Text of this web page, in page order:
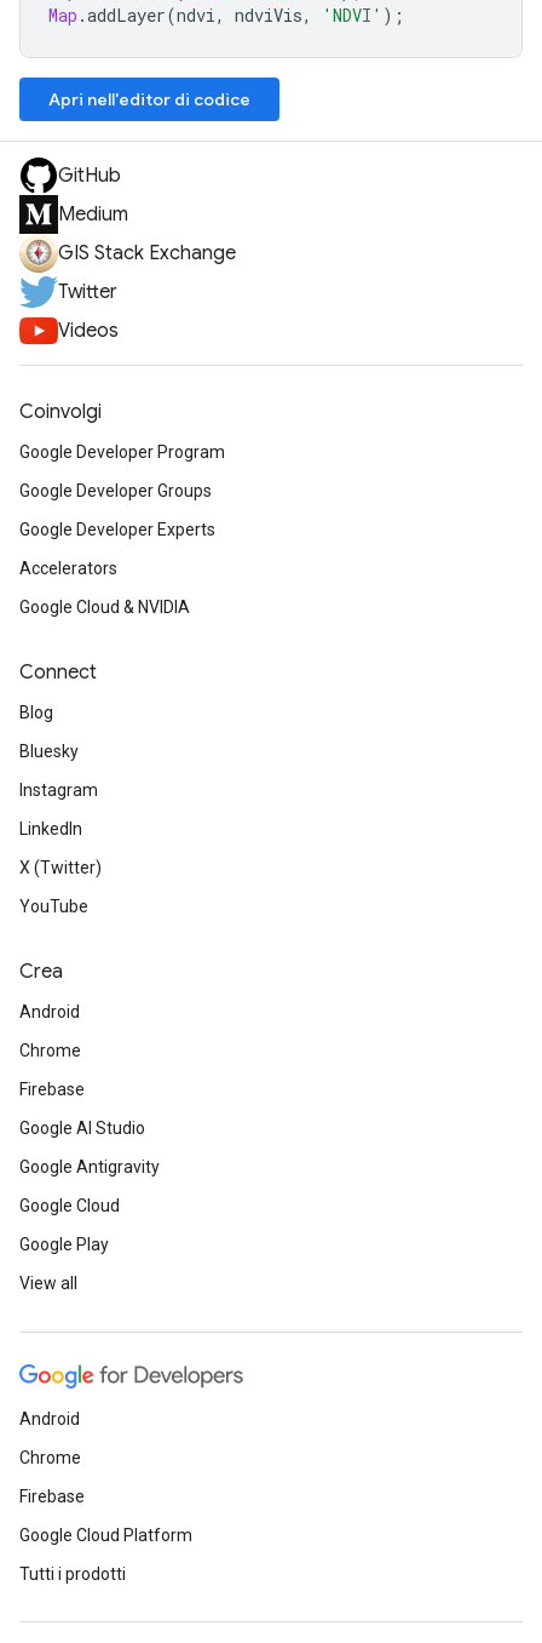
Map .addLayer(ndvi, ndviVis, 'NDVI' );
Apri nell'editor di codice
GitHub
Medium
GIS Stack Exchange
Twitter
Videos
Coinvolgi
Google Developer Program
Google Developer Groups
Google Developer Experts
Accelerators
Google Cloud & NVIDIA
Connect
Blog
Bluesky
Instagram
LinkedIn
X (Twitter)
YouTube
Crea
Android
Chrome
Firebase
Google AI Studio
Google Antigravity
Google Cloud
Google Play
View all
Android
Chrome
Firebase
Google Cloud Platform
Tutti i prodotti